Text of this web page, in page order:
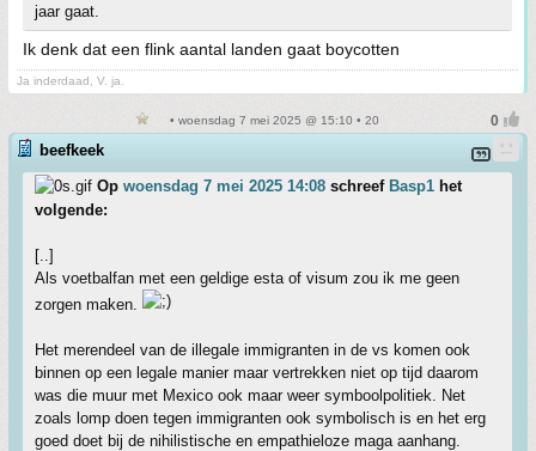
jaar gaat.
Ik denk dat een flink aantal landen gaat boycotten
Ja inderdaad, V. ja.
• woensdag 7 mei 2025 @ 15:10 • 20
beefkeek
Op woensdag 7 mei 2025 14:08 schreef Basp1 het
volgende:
[..]
Als voetbalfan met een geldige esta of visum zou ik me geen
zorgen maken.
Het merendeel van de illegale immigranten in de vs komen ook
binnen op een legale manier maar vertrekken niet op tijd daarom
was die muur met Mexico ook maar weer symboolpolitiek. Net
zoals lomp doen tegen immigranten ook symbolisch is en het erg
goed doet bij de nihilistische en empathieloze maga aanhang.